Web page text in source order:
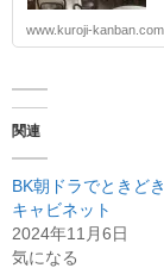
www.kuroji-kanban.com
関連
BK朝ドラでときど
キャビネット
2024年11月6日
気になる